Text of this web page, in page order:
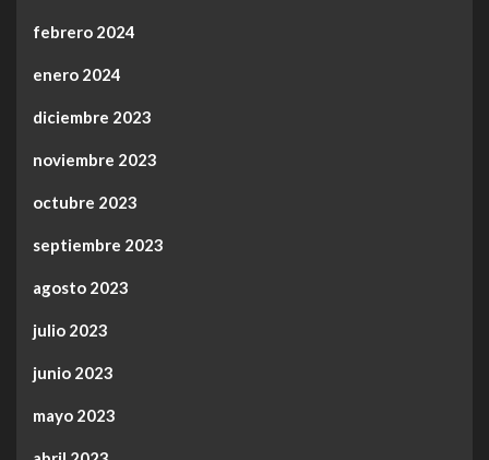
febrero 2024
enero 2024
diciembre 2023
noviembre 2023
octubre 2023
septiembre 2023
agosto 2023
julio 2023
junio 2023
mayo 2023